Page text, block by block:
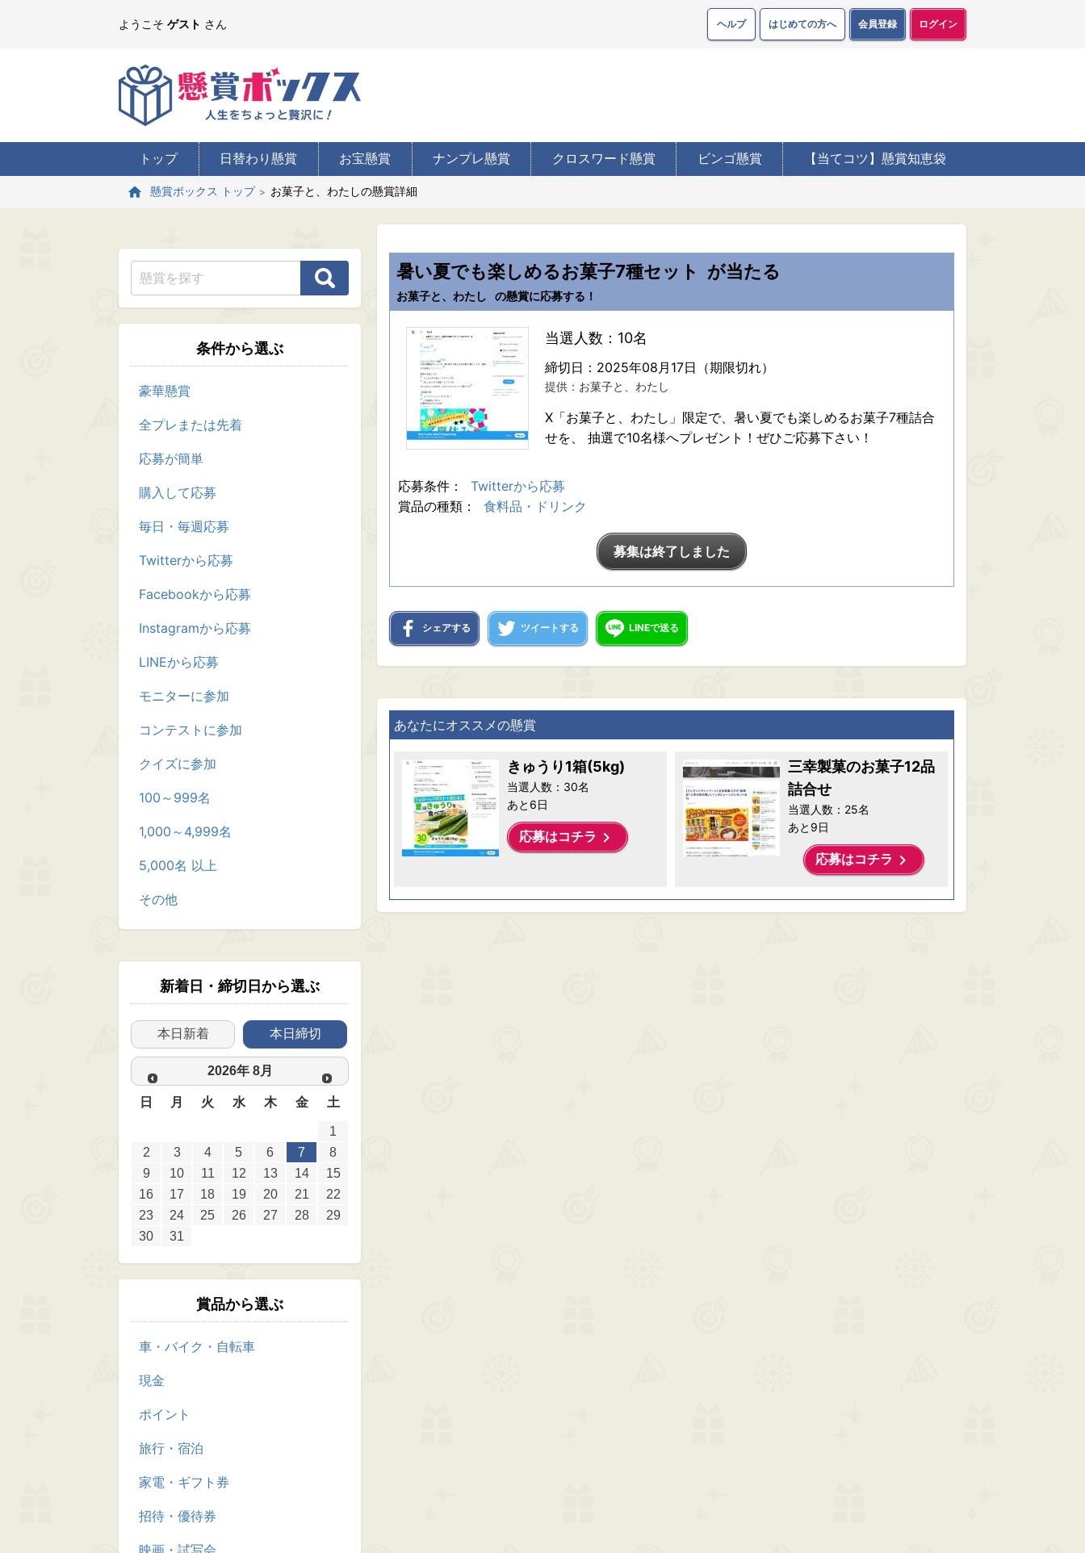
ようこそ ゲスト さん ヘルプ はじめての方へ 会員登録 ログイン
トップ 日替わり懸賞 お宝懸賞 ナンプレ懸賞 クロスワード懸賞 ビンゴ懸賞 【当てコツ】懸賞知恵袋
懸賞ボックス トップ お菓子と、わたしの懸賞詳細
条件から選ぶ
豪華懸賞
全プレまたは先着
応募が簡単
購入して応募
毎日・毎週応募
Twitterから応募
Facebookから応募
Instagramから応募
LINEから応募
モニターに参加
コンテストに参加
クイズに参加
100～999名
1,000～4,999名
5,000名 以上
その他
新着日・締切日から選ぶ
本日新着 本日締切
2026年 8月
日 月 火 水 木 金 土
1
2
3 4 5 6 7
8
9
10 11 12 13 14
15
16
17 18 19 20 21
22
23
24 25 26 27 28
29
30
31
賞品から選ぶ
車・バイク・自転車
現金
ポイント
旅行・宿泊
家電・ギフト券
招待・優待券
暑い夏でも楽しめるお菓子7種セット が当たる
お菓子と、わたし の懸賞に応募する！
当選人数：10名
締切日：2025年08月17日（期限切れ）
提供：お菓子と、わたし
X「お菓子と、わたし」限定で、暑い夏でも楽しめるお菓子7種詰合
せを、 抽選で10名様へプレゼント！ぜひご応募下さい！
応募条件：
Twitterから応募
賞品の種類：
食料品・ドリンク
募集は終了しました
シェアする ツイートする LINEで送る
あなたにオススメの懸賞
きゅうり1箱(5kg)
当選人数：30名
あと6日
応募はコチラ keyboard_arrow_right
三幸製菓のお菓子12品
詰合せ
当選人数：25名
あと9日
応募はコチラ keyboard_arrow_right